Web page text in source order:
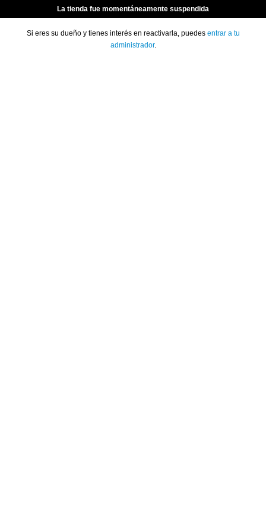
La tienda fue momentáneamente suspendida
Si eres su dueño y tienes interés en reactivarla, puedes entrar a tu
administrador.